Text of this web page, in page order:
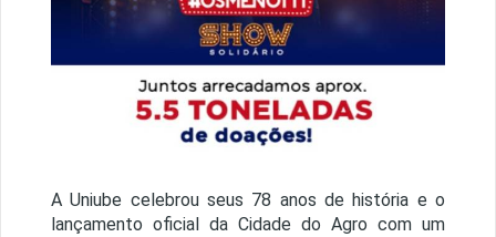
A Uniube celebrou seus 78 anos de história e o
lançamento oficial da Cidade do Agro com um